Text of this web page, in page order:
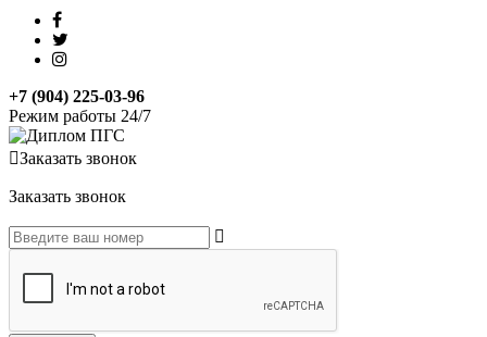
+7 (904) 225-03-96
Режим работы 24/7
Заказать звонок
Заказать звонок